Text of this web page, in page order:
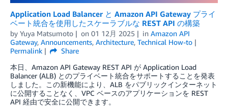
Application Load Balancer と Amazon API Gateway プライ
ベート統合を使用したスケーラブルな REST API の構築
by Yuya Matsumoto on 01 12月 2025 in Amazon API
Gateway, Announcements, Architecture, Technical How-to
Permalink
Share
本日、Amazon API Gateway REST API が Application Load
Balancer (ALB) とのプライベート統合をサポートすることを発表
しました。この新機能により、ALB をパブリックインターネット
に公開することなく、VPC ベースのアプリケーションを REST
API 経由で安全に公開できます。